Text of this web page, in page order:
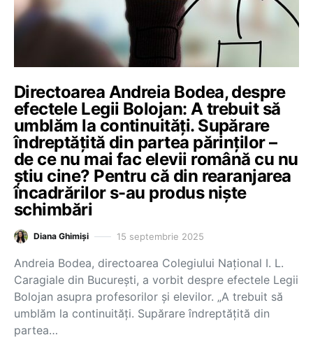
Directoarea Andreia Bodea, despre
efectele Legii Bolojan: A trebuit să
umblăm la continuități. Supărare
îndreptățită din partea părinților –
de ce nu mai fac elevii română cu nu
știu cine? Pentru că din rearanjarea
încadrărilor s-au produs niște
schimbări
Diana Ghimiși 15 septembrie 2025
Andreia Bodea, directoarea Colegiului Național I. L.
Caragiale din București, a vorbit despre efectele Legii
Bolojan asupra profesorilor și elevilor. „A trebuit să
umblăm la continuități. Supărare îndreptățită din
partea…